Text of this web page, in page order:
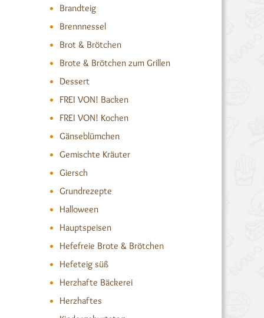
Brandteig
Brennnessel
Brot & Brötchen
Brote & Brötchen zum Grillen
Dessert
FREI VON! Backen
FREI VON! Kochen
Gänseblümchen
Gemischte Kräuter
Giersch
Grundrezepte
Halloween
Hauptspeisen
Hefefreie Brote & Brötchen
Hefeteig süß
Herzhafte Bäckerei
Herzhaftes